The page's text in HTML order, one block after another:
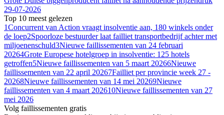
29-07-2026
Top 10 meest gelezen
1Concurrent van Action vraagt insolventie aan, 180 winkels onder
de loep2Spoorloze bestuurder laat failliet transportbedrijf achter met
miljoenenschuld3Nieuwe faillissementen van 24 februari
20264Grote Europese hotelgroep in insolventie: 125 hotels
getroffen5Nieuwe faillissementen van 5 maart 20266Nieuwe
faillissementen van 22 april 20267Failliet per provincie week 27 -
20268Nieuwe faillissementen van 14 mei 20269Nieuwe
faillissementen van 4 maart 202610Nieuwe faillissementen van 27
mei 2026
Volg faillissementen gratis